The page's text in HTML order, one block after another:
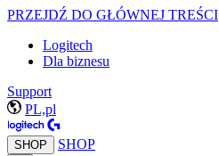
PRZEJDŹ DO GŁÓWNEJ TREŚCI
Logitech
Dla biznesu
Support
PL,pl
SHOP SHOP